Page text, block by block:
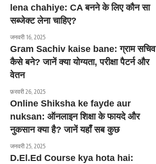
lena chahiye: CA बनने के लिए कौन सा
सब्जेक्ट लेना चाहिए?
जनवरी 16, 2025
Gram Sachiv kaise bane: ग्राम सचिव
कैसे बने? जानें क्या योग्यता, परीक्षा पैटर्न और
वेतन
फ़रवरी 26, 2025
Online Shiksha ke fayde aur
nuksan: ऑनलाइन शिक्षा के फायदे और
नुकसान क्या है? जानें यहाँ सब कुछ
जनवरी 25, 2025
D.El.Ed Course kya hota hai: